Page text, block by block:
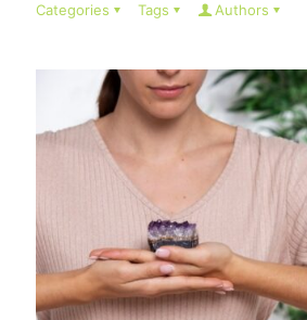
Categories Tags Authors